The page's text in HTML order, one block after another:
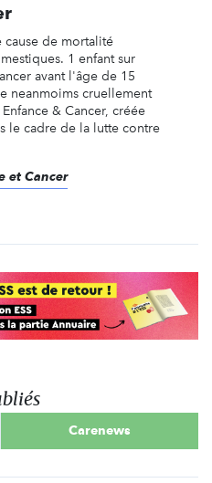
cause de mortalité
1 enfant sur
avant l'âge de 15
neanmoims cruellement
& Cancer, créée
le cadre de la lutte contre
et Cancer
Carenews